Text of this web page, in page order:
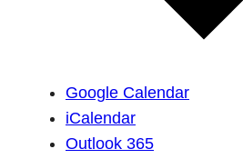
Google Calendar
iCalendar
Outlook 365